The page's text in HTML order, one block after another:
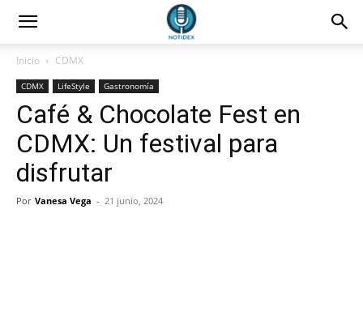
Inicio CDMX
CDMX LifeStyle Gastronomía
Café & Chocolate Fest en
CDMX: Un festival para
disfrutar
Por Vanesa Vega - 21 junio, 2024